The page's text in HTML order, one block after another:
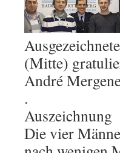
(Mitte)
André
.
Auszeichnung
Die vier